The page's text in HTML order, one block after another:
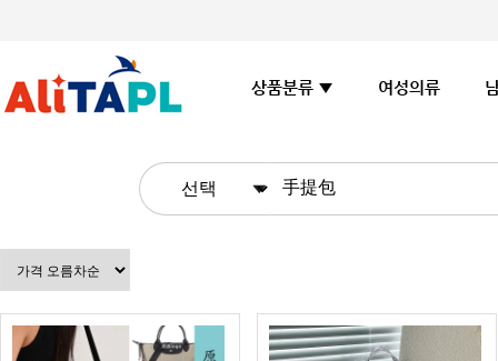
상품분류 ▼ 여성의류